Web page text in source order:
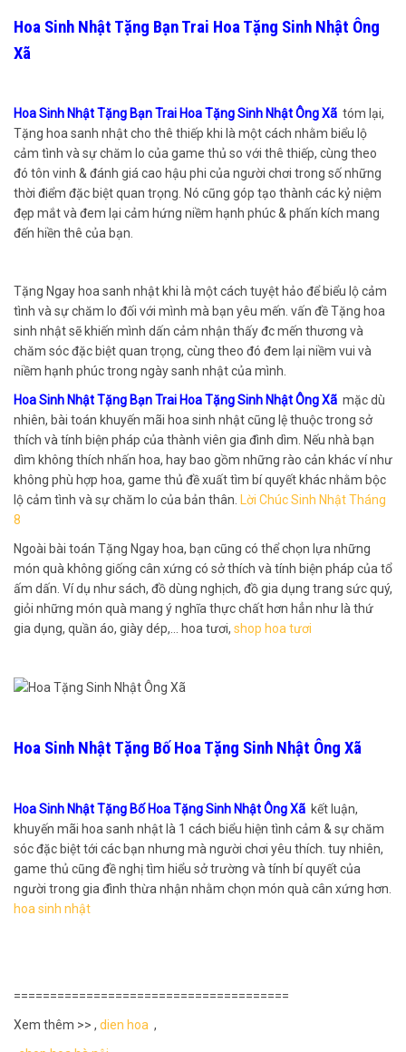
Hoa Sinh Nhật Tặng Bạn Trai Hoa Tặng Sinh Nhật Ông
Xã
Hoa Sinh Nhật Tặng Bạn Trai Hoa Tặng Sinh Nhật Ông Xã tóm lại,
Tặng hoa sanh nhật cho thê thiếp khi là một cách nhằm biểu lộ
cảm tình và sự chăm lo của game thủ so với thê thiếp, cùng theo
đó tôn vinh & đánh giá cao hậu phi của người chơi trong số những
thời điểm đặc biệt quan trọng. Nó cũng góp tạo thành các kỷ niệm
đẹp mắt và đem lại cảm hứng niềm hạnh phúc & phấn kích mang
đến hiền thê của bạn.
Tặng Ngay hoa sanh nhật khi là một cách tuyệt hảo để biểu lộ cảm
tình và sự chăm lo đối với mình mà bạn yêu mến. vấn đề Tặng hoa
sinh nhật sẽ khiến mình dấn cảm nhận thấy đc mến thương và
chăm sóc đặc biệt quan trọng, cùng theo đó đem lại niềm vui và
niềm hạnh phúc trong ngày sanh nhật của mình.
Hoa Sinh Nhật Tặng Bạn Trai Hoa Tặng Sinh Nhật Ông Xã mặc dù
nhiên, bài toán khuyến mãi hoa sinh nhật cũng lệ thuộc trong sở
thích và tính biện pháp của thành viên gia đình dìm. Nếu nhà bạn
dìm không thích nhấn hoa, hay bao gồm những rào cản khác ví như
không phù hợp hoa, game thủ đề xuất tìm bí quyết khác nhằm bộc
lộ cảm tình và sự chăm lo của bản thân. Lời Chúc Sinh Nhật Tháng
8
Ngoài bài toán Tặng Ngay hoa, bạn cũng có thể chọn lựa những
món quà không giống cân xứng có sở thích và tính biện pháp của tổ
ấm dấn. Ví dụ như sách, đồ dùng nghịch, đồ gia dụng trang sức quý,
giỏi những món quà mang ý nghĩa thực chất hơn hẳn như là thứ
gia dụng, quần áo, giày dép,… hoa tươi, shop hoa tươi
Hoa Sinh Nhật Tặng Bố Hoa Tặng Sinh Nhật Ông Xã
Hoa Sinh Nhật Tặng Bố Hoa Tặng Sinh Nhật Ông Xã kết luận,
khuyến mãi hoa sanh nhật là 1 cách biểu hiện tình cảm & sự chăm
sóc đặc biệt tới các bạn nhưng mà người chơi yêu thích. tuy nhiên,
game thủ cũng đề nghị tìm hiểu sở trường và tính bí quyết của
người trong gia đình thừa nhận nhằm chọn món quà cân xứng hơn.
hoa sinh nhật
======================================
Xem thêm >> , dien hoa ,